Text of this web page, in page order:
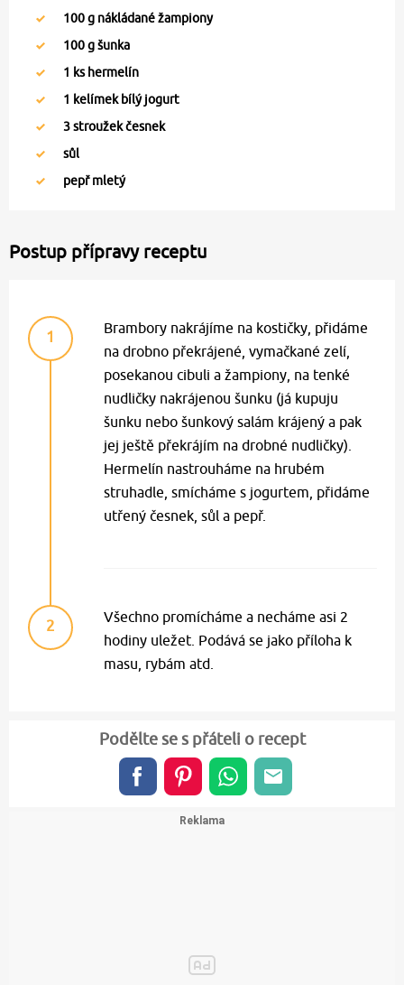
100g nákládané žampiony
100g šunka
1 ks hermelín
1 kelímek bílý jogurt
3stroužek česnek
sůl
pepř mletý
Postup přípravy receptu
1
Brambory nakrájíme na kostičky, přidáme
na drobno překrájené, vymačkané zelí,
posekanou cibuli a žampiony, na tenké
nudličky nakrájenou šunku (já kupuju
šunku nebo šunkový salám krájený a pak
jej ještě překrájím na drobné nudličky).
Hermelín nastrouháme na hrubém
struhadle, smícháme s jogurtem, přidáme
utřený česnek, sůl a pepř.
2
Všechno promícháme a necháme asi 2
hodiny uležet. Podává se jako příloha k
masu, rybám atd.
Podělte se s přáteli o recept